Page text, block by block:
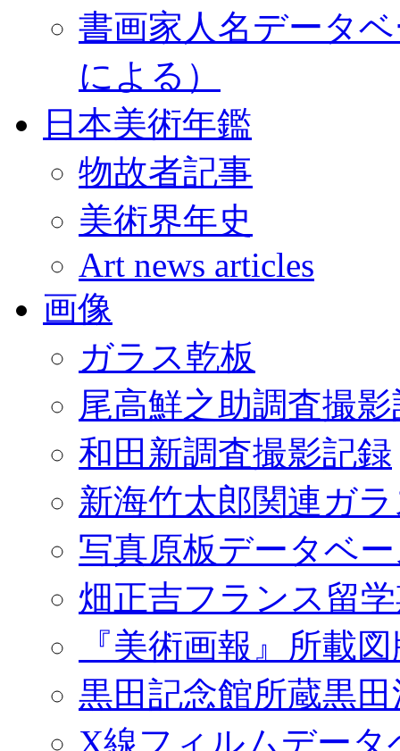
書画家人名データ
による）
日本美術年鑑
物故者記事
美術界年史
Art news articles
画像
ガラス乾板
尾高鮮之助調査撮
和田新調査撮影記録
新海竹太郎関連ガ
写真原板データベ
畑正吉フランス留
『美術画報』所載
黒田記念館所蔵黒
X線フィルムデータ